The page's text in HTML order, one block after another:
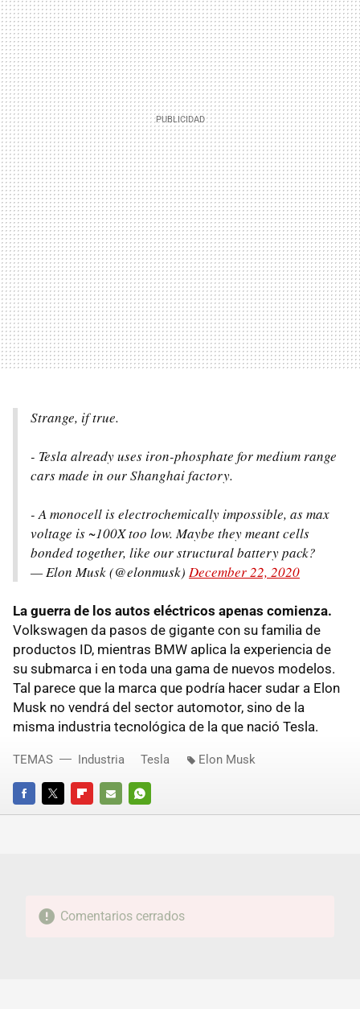
Strange, if true.
- Tesla already uses iron-phosphate for medium range
cars made in our Shanghai factory.
- A monocell is electrochemically impossible, as max
voltage is ~100X too low. Maybe they meant cells
bonded together, like our structural battery pack?
— Elon Musk (@elonmusk) December 22, 2020
La guerra de los autos eléctricos apenas comienza.
Volkswagen da pasos de gigante con su familia de
productos ID, mientras BMW aplica la experiencia de
su submarca i en toda una gama de nuevos modelos.
Tal parece que la marca que podría hacer sudar a Elon
Musk no vendrá del sector automotor, sino de la
misma industria tecnológica de la que nació Tesla.
FACEBOOKTWITTERFLIPBOARD
E-
WHATSAPP
TEMAS Industria Tesla Elon Musk
Comentarios cerrados